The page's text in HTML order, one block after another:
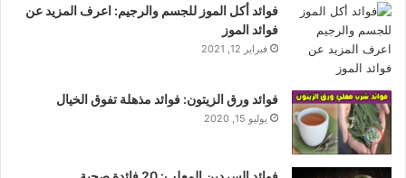
فوائد أكل الموز للجسم والرجيم: اعرف المزيد عن
فوائد الموز
فبراير 12, 2021
فوائد ورق الزيتون: فوائد مذهلة تفوق الخيال
يوليو 15, 2020